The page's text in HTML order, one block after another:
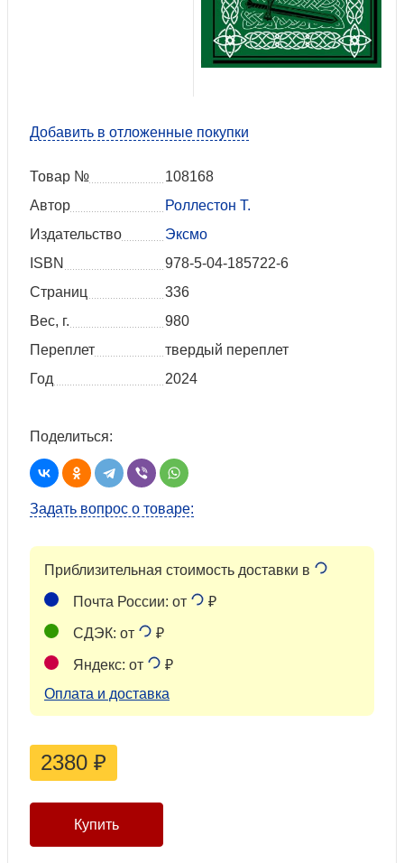
Добавить в отложенные покупки
Товар №
108168
Автор
Роллестон Т.
Издательство
Эксмо
ISBN
978-5-04-185722-6
Страниц
336
Вес, г.
980
Переплет
твердый переплет
Год
2024
Поделиться:
Задать вопрос о товаре:
Приблизительная стоимость доставки в
Почта России: от ₽
СДЭК: от ₽
Яндекс: от
₽
Оплата и доставка
2380 ₽